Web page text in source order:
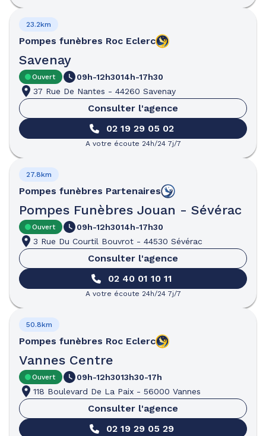
Pompes funèbres Roc Eclerc
Savenay
23.2km
Ouvert 09h-12h3014h-17h30
37 Rue De Nantes - 44260 Savenay
Consulter l'agence
02 19 29 05 02
A votre écoute 24h/24 7j/7
Pompes funèbres Partenaires
Pompes Funèbres Jouan - Sévérac
27.8km
Ouvert 09h-12h3014h-17h30
3 Rue Du Courtil Bouvrot - 44530 Sévérac
Consulter l'agence
02 40 01 10 11
A votre écoute 24h/24 7j/7
Pompes funèbres Roc Eclerc
Vannes Centre
50.8km
Ouvert 09h-12h3013h30-17h
118 Boulevard De La Paix - 56000 Vannes
Consulter l'agence
02 19 29 05 29